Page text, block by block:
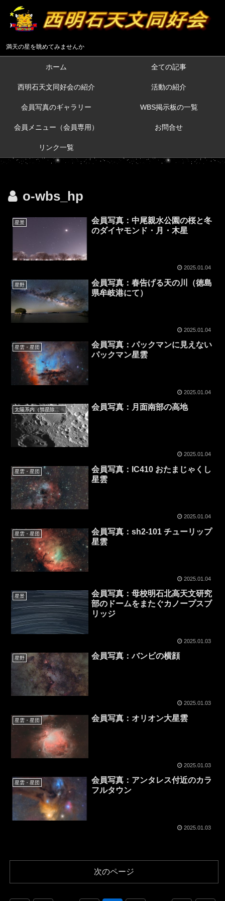
満天の星を眺めてみませんか
ホーム 全ての記事
西明石天文同好会の紹介 活動の紹介
会員写真のギャラリー WBS掲示板の一覧
会員メニュー（会員専用） お問合せ
リンク一覧
o-wbs_hp
星景
会員写真：中尾親水公園の桜と冬
のダイヤモンド・月・木星
2025.01.04
星野
会員写真：春告げる天の川（徳島
県牟岐港にて）
2025.01.04
星雲・星団
会員写真：パックマンに見えない
パックマン星雲
2025.01.04
太陽系内（彗星除く） 会員写真：月面南部の高地
2025.01.04
星雲・星団
会員写真：IC410 おたまじゃくし
星雲
2025.01.04
星雲・星団
会員写真：sh2-101 チューリップ
星雲
2025.01.04
星景
会員写真：母校明石北高天文研究
部のドームをまたぐカノープスブ
リッジ
2025.01.03
星野 会員写真：バンビの横顔
2025.01.03
星雲・星団 会員写真：オリオン大星雲
2025.01.03
星雲・星団
会員写真：アンタレス付近のカラ
フルタウン
2025.01.03
次のページ